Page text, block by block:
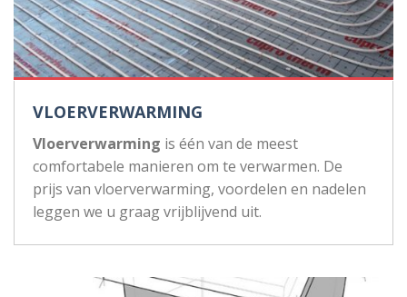
VLOERVERWARMING
Vloerverwarming is één van de meest
comfortabele manieren om te verwarmen. De
prijs van vloerverwarming, voordelen en nadelen
leggen we u graag vrijblijvend uit.